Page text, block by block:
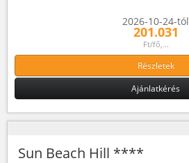
2026-10-24-tól
201.031
Ft/fő,...
Részletek
Ajánlatkérés
Sun Beach Hill ****